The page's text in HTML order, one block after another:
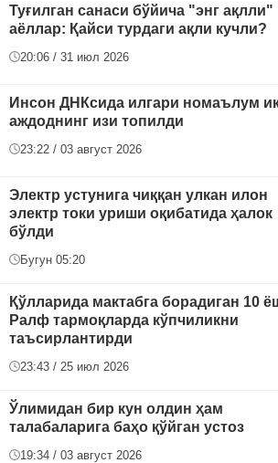
Туғилган санаси бўйича "энг ақлли"
аёллар: Қайси турдаги ақли кучли?
20:06 / 31 июл 2026
Инсон ДНКсида илгари номаълум
аждоднинг изи топилди
23:22 / 03 август 2026
Электр устунига чиққан улкан илон
электр токи уриши оқибатида ҳалок
бўлди
Бугун 05:20
Қўлларида мактабга борадиган 10
Ралф тармоқларда кўпчиликни
таъсирлантирди
23:43 / 25 июл 2026
Ўлимидан бир кун олдин ҳам
талабаларига баҳо қўйган устоз
19:34 / 03 август 2026